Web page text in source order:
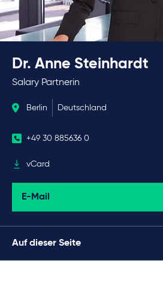
Dr. Anne Steinhardt
Salary Partnerin
Berlin Deutschland
+49 30 885636 0
vCard
E-Mail
Auf dieser Seite